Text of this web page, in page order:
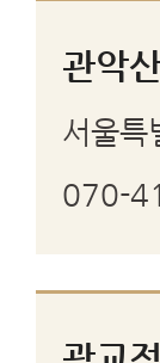
관악
서울특
070-